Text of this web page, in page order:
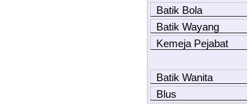
Batik Bola
Batik Wayang
Kemeja Pejabat
Batik Wanita
Blus